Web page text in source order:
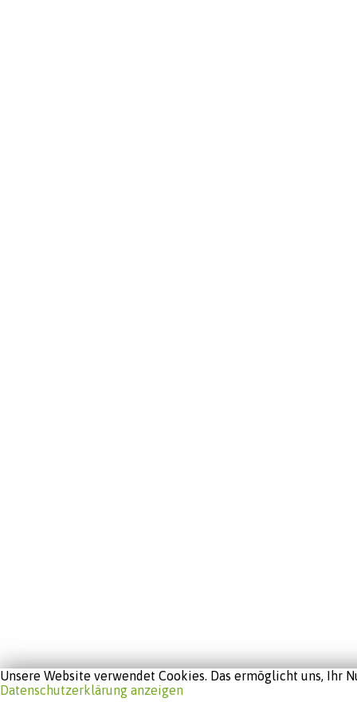
Unsere Website verwendet Cookies. Das ermöglicht uns,
Datenschutzerklärung anzeigen